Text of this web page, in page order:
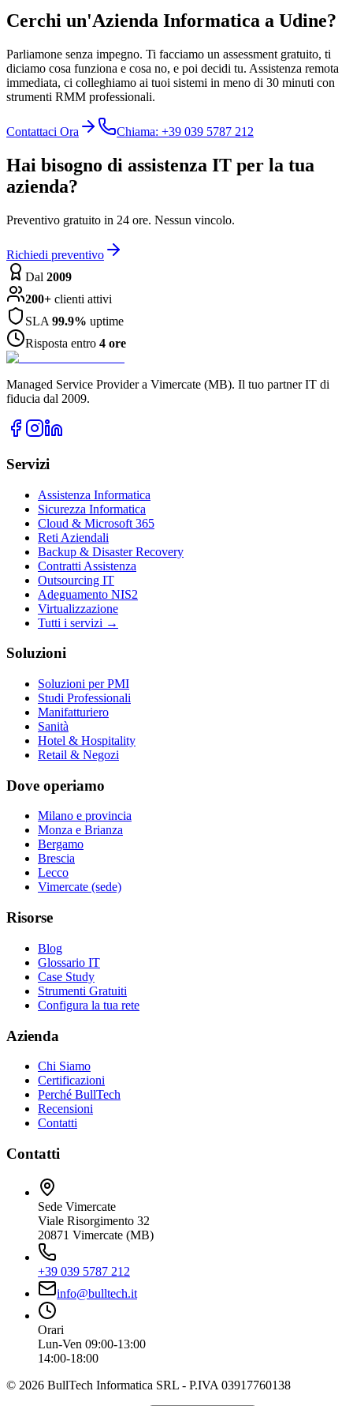
Cerchi un'Azienda Informatica a Udine?
Parliamone senza impegno. Ti facciamo un assessment gratuito, ti
diciamo cosa funziona e cosa no, e poi decidi tu. Assistenza remota
immediata, ci colleghiamo ai tuoi sistemi in meno di 30 minuti con
strumenti RMM professionali.
Contattaci Ora Chiama: +39 039 5787 212
Hai bisogno di assistenza IT per la tua
azienda?
Preventivo gratuito in 24 ore. Nessun vincolo.
Richiedi preventivo
Dal 2009
200+ clienti attivi
SLA 99.9% uptime
Risposta entro 4 ore
Managed Service Provider a Vimercate (MB). Il tuo partner IT di
fiducia dal 2009.
Servizi
Assistenza Informatica
Sicurezza Informatica
Cloud & Microsoft 365
Reti Aziendali
Backup & Disaster Recovery
Contratti Assistenza
Outsourcing IT
Adeguamento NIS2
Virtualizzazione
Tutti i servizi →
Soluzioni
Soluzioni per PMI
Studi Professionali
Manifatturiero
Sanità
Hotel & Hospitality
Retail & Negozi
Dove operiamo
Milano e provincia
Monza e Brianza
Bergamo
Brescia
Lecco
Vimercate (sede)
Risorse
Blog
Glossario IT
Case Study
Strumenti Gratuiti
Configura la tua rete
Azienda
Chi Siamo
Certificazioni
Perché BullTech
Recensioni
Contatti
Contatti
Sede Vimercate
Viale Risorgimento 32
20871 Vimercate (MB)
+39 039 5787 212
info@bulltech.it
Orari
Lun-Ven 09:00-13:00
14:00-18:00
© 2026 BullTech Informatica SRL - P.IVA 03917760138